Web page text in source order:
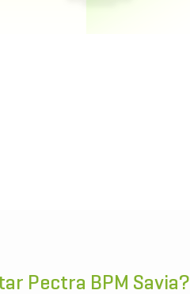
Pectra BPM Savia?